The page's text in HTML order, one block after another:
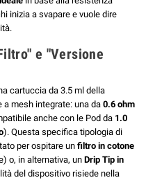
inizia a svapare e vuole dire
e "Versione
cartuccia da 3.5 ml della
a mesh integrate: una da0.6 ohm
anche con le Pod da 1.0
). Questa specifica tipologia di
per ospitare un filtro in cotone
o, in alternativa, un Drip Tip in
del dispositivo risiede nella